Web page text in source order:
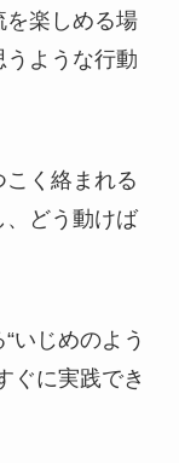
を楽しめる場
ような行動
く絡まれる
、どう動けば
いじめのよう
ぐに実践でき